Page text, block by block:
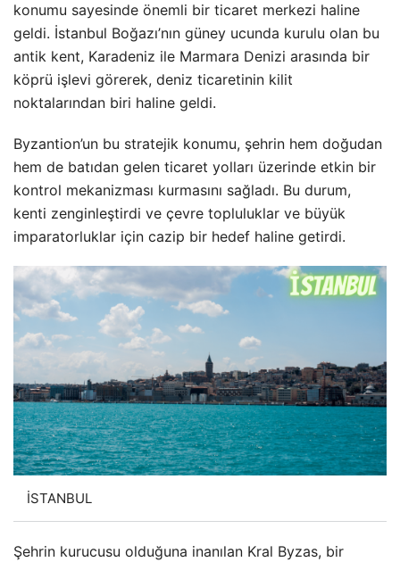
konumu sayesinde önemli bir ticaret merkezi haline
geldi. İstanbul Boğazı’nın güney ucunda kurulu olan bu
antik kent, Karadeniz ile Marmara Denizi arasında bir
köprü işlevi görerek, deniz ticaretinin kilit
noktalarından biri haline geldi.
Byzantion’un bu stratejik konumu, şehrin hem doğudan
hem de batıdan gelen ticaret yolları üzerinde etkin bir
kontrol mekanizması kurmasını sağladı. Bu durum,
kenti zenginleştirdi ve çevre topluluklar ve büyük
imparatorluklar için cazip bir hedef haline getirdi.
İSTANBUL
Şehrin kurucusu olduğuna inanılan Kral Byzas, bir